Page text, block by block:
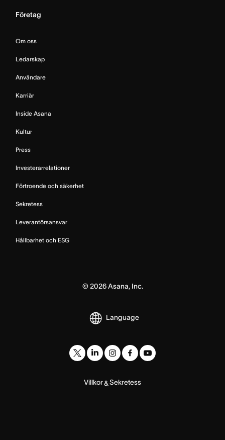
Företag
Om oss
Ledarskap
Användare
Karriär
Inside Asana
Kultur
Press
Investerarrelationer
Förtroende och säkerhet
Sekretess
Leverantörsansvar
Hållbarhet och ESG
© 2026Asana, Inc.
Language
Villkor&Sekretess